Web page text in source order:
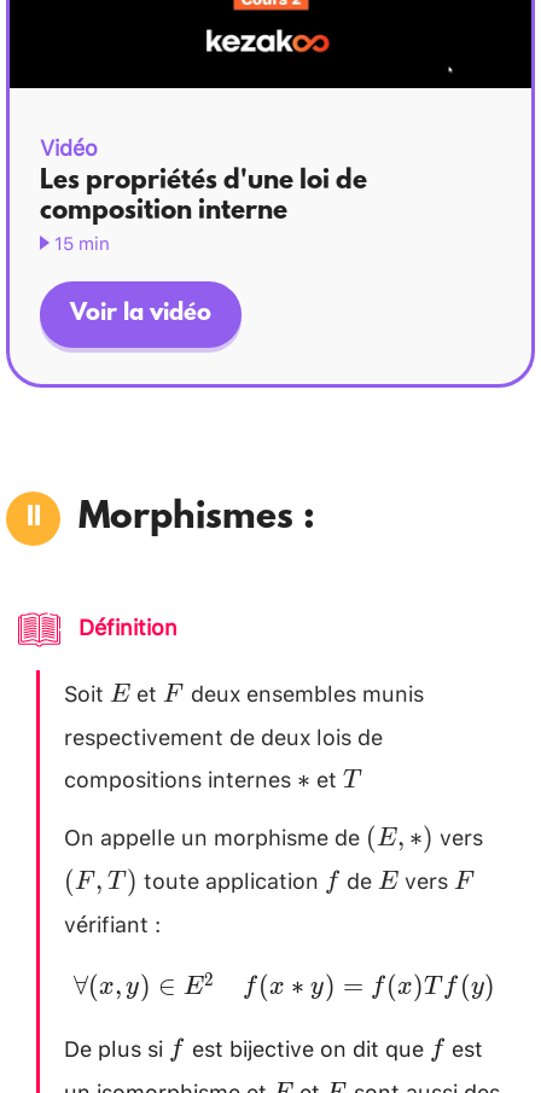
Vidéo
Les propriétés d'une loi de
composition interne
15 min
Voir la vidéo
Morphismes :
Définition
SoitE
E etF
F deux ensembles munis
respectivement de deux lois de
compositions internes *
∗ etT \\
T
On appelle un morphisme de (E
,
(E, ∗) vers
(F , T ) toute application f
f deE
E versF
F
vérifiant :
\forall (x,
\quad
∀(x,y) ∈ E2 f(x ∗ y) = f(x)T f (y)
De plus si f
f est bijective on dit que f
f est